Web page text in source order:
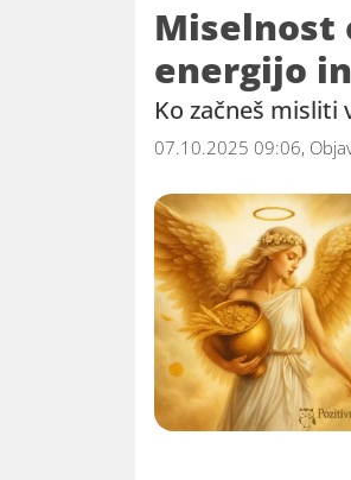
Miselnost
energijo
Ko začneš misliti
07.10.2025 09:06,